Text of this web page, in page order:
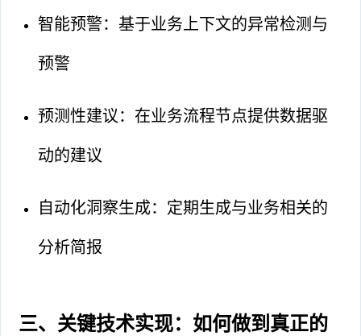
智能预警：基于业务上下文的异常检测与
预警
预测性建议：在业务流程节点提供数据驱
动的建议
自动化洞察生成：定期生成与业务相关的
分析简报
三、关键技术实现：如何做到真正的